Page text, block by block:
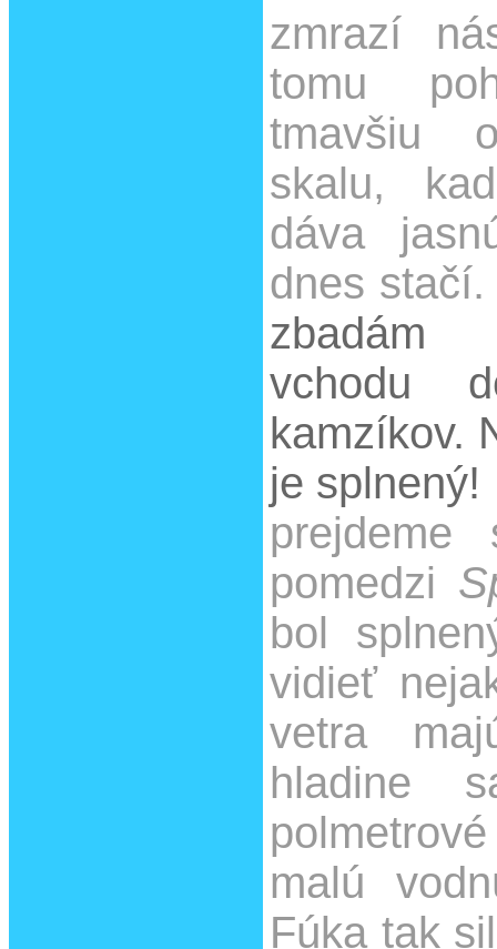
zmrazí
tomu
tmavšiu
skalu,
dáva
dnes
zbadám
vchodu
kamzíkov.
je splnený!
prejdeme
pomedzi
bol
vidieť
vetra
hladine
malú
Fúka tak